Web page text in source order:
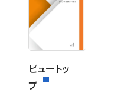
ビュートッ
プ